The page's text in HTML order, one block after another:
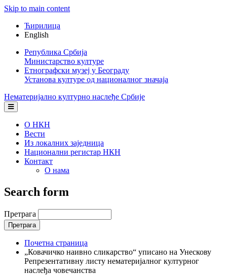
Skip to main content
Ћирилица
English
Република Србија
Министарство културе
Етнографски музеј у Београду
Установа културе од националног значаја
Нематеријално културно наслеђе Србије
О НКН
Вести
Из локалних заједница
Национални регистар НКН
Контакт
О нама
Search form
Претрага
Почетна страница
„Ковачичко наивно сликарство“ уписано на Унескову
Репрезентативну листу нематеријалног културног
наслеђа човечанства